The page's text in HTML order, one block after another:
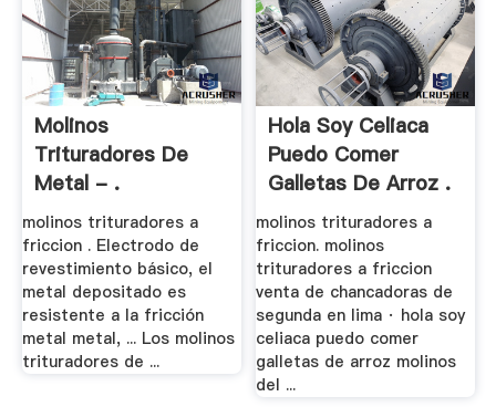
Molinos
Trituradores De
Metal - .
molinos trituradores a
friccion . Electrodo de
revestimiento básico, el
metal depositado es
resistente a la fricción
metal metal, ... Los molinos
trituradores de ...
Hola Soy Celiaca
Puedo Comer
Galletas De Arroz .
molinos trituradores a
friccion. molinos
trituradores a friccion
venta de chancadoras de
segunda en lima · hola soy
celiaca puedo comer
galletas de arroz molinos
del ...